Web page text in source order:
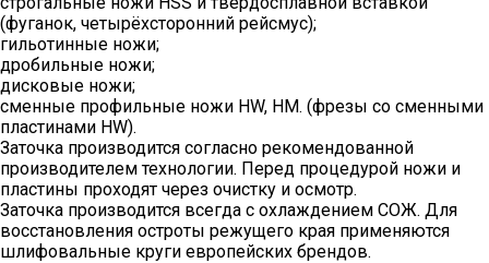
(фуганок, четырёхсторонний рейсмус);
гильотинные ножи;
дробильные ножи;
дисковые ножи;
сменные профильные ножи HW, HM. (фрезы со сменными
пластинами HW).
Заточка производится согласно рекомендованной
производителем технологии. Перед процедурой ножи и
пластины проходят через очистку и осмотр.
Заточка производится всегда с охлаждением СОЖ. Для
восстановления остроты режущего края применяются
шлифовальные круги европейских брендов.